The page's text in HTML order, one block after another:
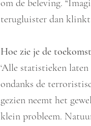
om de beleving.
terugluister dan klinkt
Hoe zie je de
‘Alle statistieken
ondanks de
gezien neemt het
klein probleem.